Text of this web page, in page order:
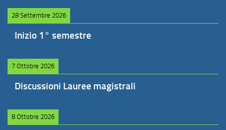
28 Settembre 2026
Inizio 1° semestre
7 Ottobre 2026
Discussioni Lauree magistrali
8 Ottobre 2026